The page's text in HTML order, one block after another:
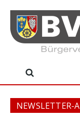
content
NEWSLETTER-